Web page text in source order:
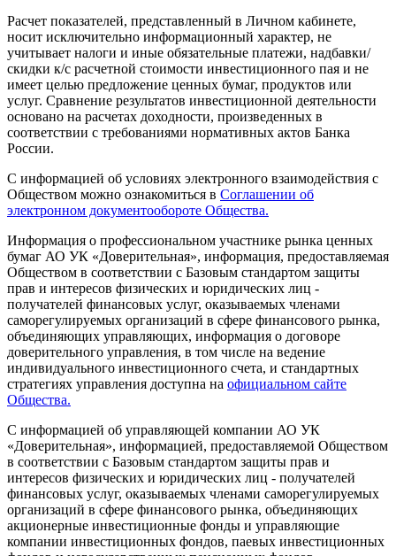
Расчет показателей, представленный в Личном кабинете,
носит исключительно информационный характер, не
учитывает налоги и иные обязательные платежи, надбавки/
скидки к/с расчетной стоимости инвестиционного пая и не
имеет целью предложение ценных бумаг, продуктов или
услуг. Сравнение результатов инвестиционной деятельности
основано на расчетах доходности, произведенных в
соответствии с требованиями нормативных актов Банка
России.
С информацией об условиях электронного взаимодействия с
Обществом можно ознакомиться в Соглашении об
электронном документообороте Общества.
Информация о профессиональном участнике рынка ценных
бумаг АО УК «Доверительная», информация, предоставляемая
Обществом в соответствии с Базовым стандартом защиты
прав и интересов физических и юридических лиц -
получателей финансовых услуг, оказываемых членами
саморегулируемых организаций в сфере финансового рынка,
объединяющих управляющих, информация о договоре
доверительного управления, в том числе на ведение
индивидуального инвестиционного счета, и стандартных
стратегиях управления доступна на официальном сайте
Общества.
С информацией об управляющей компании АО УК
«Доверительная», информацией, предоставляемой Обществом
в соответствии с Базовым стандартом защиты прав и
интересов физических и юридических лиц - получателей
финансовых услуг, оказываемых членами саморегулируемых
организаций в сфере финансового рынка, объединяющих
акционерные инвестиционные фонды и управляющие
компании инвестиционных фондов, паевых инвестиционных